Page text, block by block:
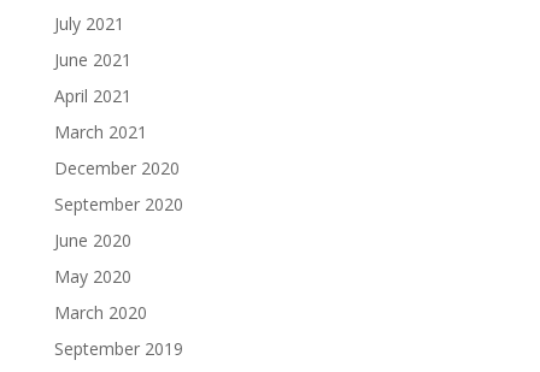
July 2021
June 2021
April 2021
March 2021
December 2020
September 2020
June 2020
May 2020
March 2020
September 2019